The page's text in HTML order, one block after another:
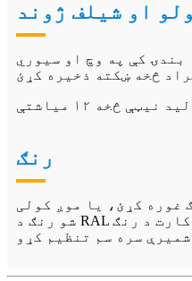
او شیلف ژوند
بندۍ کې په وچ او سیوري
نیټې څخه ۱۲ میاشتې
رنګ
غوره کړئ، یا موږ کولی
شو رنګ د RAL رنګ کارت یا پینټون رنګ کارت د رنګ